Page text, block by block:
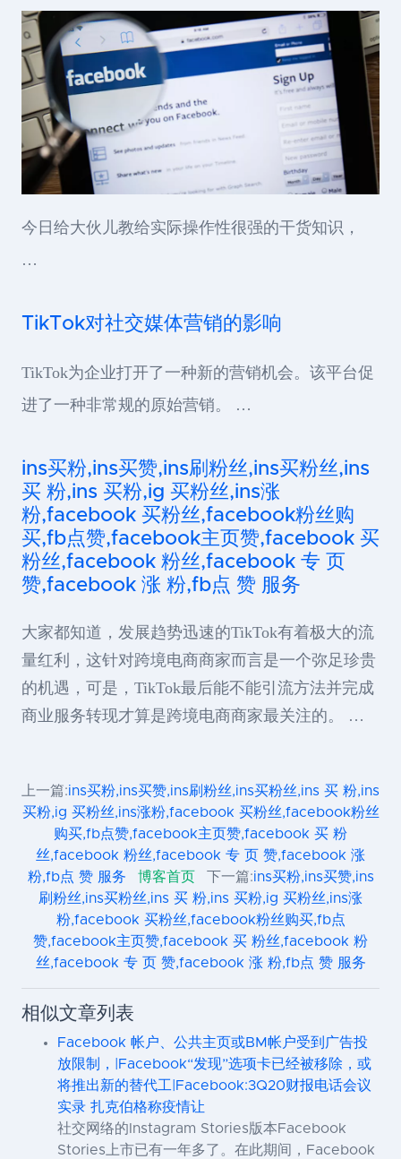
今日给大伙儿教给实际操作性很强的干货知识，
…
TikTok对社交媒体营销的影响
TikTok为企业打开了一种新的营销机会。该平台促
进了一种非常规的原始营销。 …
ins买粉,ins买赞,ins刷粉丝,ins买粉丝,ins
买 粉,ins 买粉,ig 买粉丝,ins涨
粉,facebook 买粉丝,facebook粉丝购
买,fb点赞,facebook主页赞,facebook 买
粉丝,facebook 粉丝,facebook 专 页
赞,facebook 涨 粉,fb点 赞 服务
大家都知道，发展趋势迅速的TikTok有着极大的流
量红利，这针对跨境电商商家而言是一个弥足珍贵
的机遇，可是，TikTok最后能不能引流方法并完成
商业服务转现才算是跨境电商商家最关注的。 …
上一篇:ins买粉,ins买赞,ins刷粉丝,ins买粉丝,ins 买 粉,ins
买粉,ig 买粉丝,ins涨粉,facebook 买粉丝,facebook粉丝
购买,fb点赞,facebook主页赞,facebook 买 粉
丝,facebook 粉丝,facebook 专 页 赞,facebook 涨
粉,fb点 赞 服务
博客首页 下一篇:ins买粉,ins买赞,ins
刷粉丝,ins买粉丝,ins 买 粉,ins 买粉,ig 买粉丝,ins涨
粉,facebook 买粉丝,facebook粉丝购买,fb点
赞,facebook主页赞,facebook 买 粉丝,facebook 粉
丝,facebook 专 页 赞,facebook 涨 粉,fb点 赞 服务
相似文章列表
Facebook 帐户、公共主页或BM帐户受到广告投
放限制，|Facebook“发现”选项卡已经被移除，或
将推出新的替代工|Facebook:3Q20财报电话会议
实录 扎克伯格称疫情让
社交网络的Instagram Stories版本Facebook
Stories上市已有一年多了。在此期间，Facebook